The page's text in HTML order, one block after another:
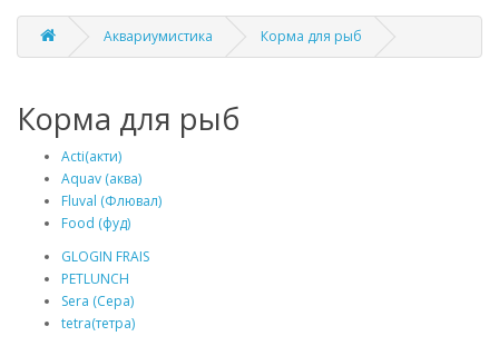
Аквариумистика Корма для рыб
Корма для рыб
Acti(акти)
Aquav (аква)
Fluval (Флювал)
Food (фуд)
GLOGIN FRAIS
PETLUNCH
Sera (Сера)
tetra(тетра)